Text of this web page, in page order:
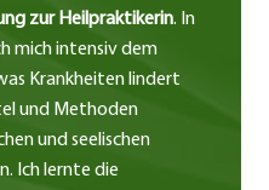
zur Heilpraktikerin. In
mich intensiv dem
Krankheiten lindert
und Methoden
und seelischen
Ich lernte die